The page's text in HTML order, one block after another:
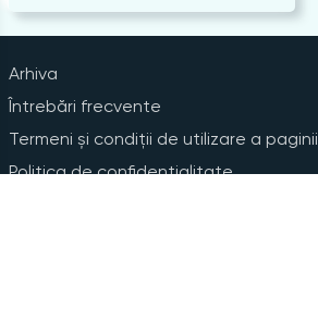
Arhiva
Întrebări frecvente
Termeni și condiții de utilizare a paginii
Politica de confidențialitate